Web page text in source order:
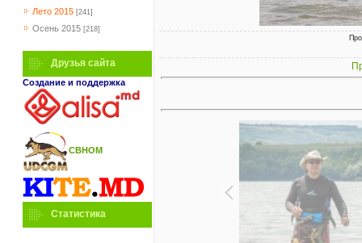
Лето 2015 [241]
Осень 2015 [218]
Друзья сайта
Создание и поддержка
СВНОМ
Статистика